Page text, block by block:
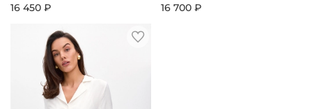
16 450 ₽
16 700 ₽